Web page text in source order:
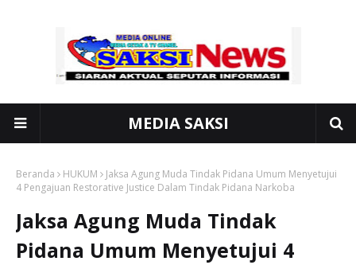
MEDIA SAKSI
Beranda HUKUM
Jaksa Agung Muda Tindak Pidana Umum Menyetujui
4 Pengajuan Restorative Justice Dalam Tindak Pidana Narkoba
Jaksa Agung Muda Tindak
Pidana Umum Menyetujui 4